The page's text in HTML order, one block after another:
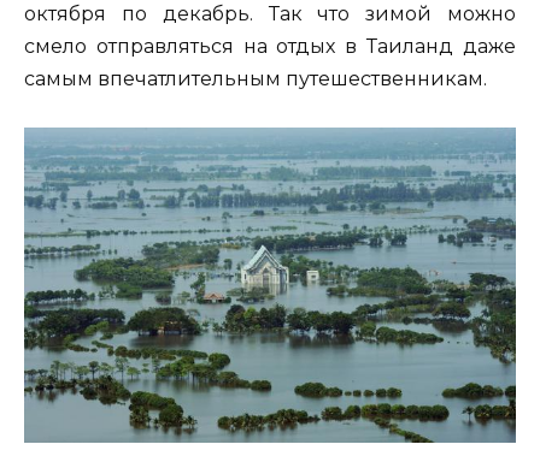
октября по декабрь. Так что зимой можно
смело отправляться на отдых в Таиланд даже
самым впечатлительным путешественникам.